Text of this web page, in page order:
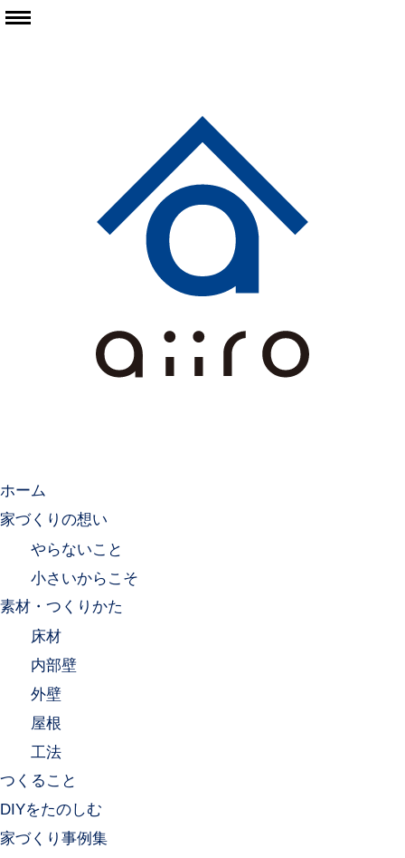
ホーム
家づくりの想い
やらないこと
小さいからこそ
素材・つくりかた
床材
内部壁
外壁
屋根
工法
つくること
DIYをたのしむ
家づくり事例集